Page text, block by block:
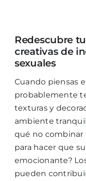
Winkelwagen
Redescubre
creativas de
sexuales
Cuando piensas
probablemente
texturas y
ambiente
qué no combinar
para hacer que
emocionante?
pueden